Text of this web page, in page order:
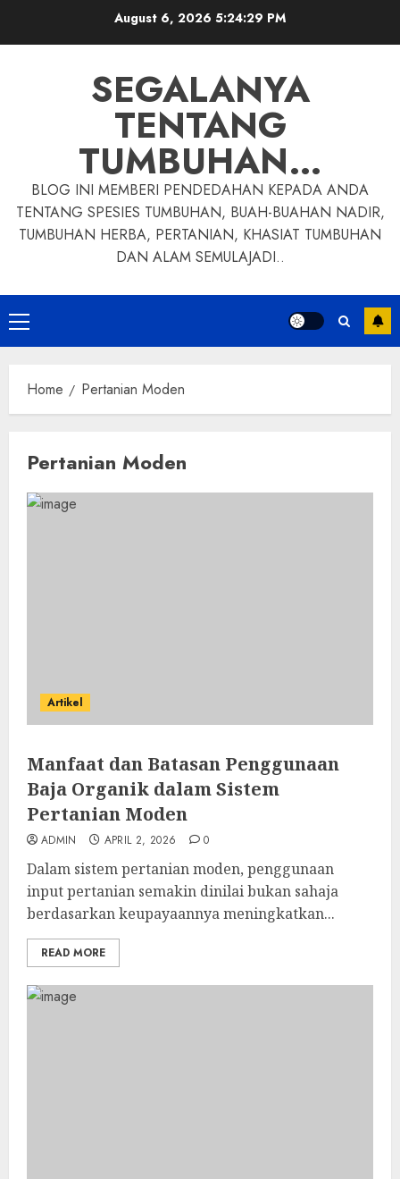
August 6, 2026 5:24:30 PM
SEGALANYA
TENTANG
TUMBUHAN…
BLOG INI MEMBERI PENDEDAHAN KEPADA ANDA
TENTANG SPESIES TUMBUHAN, BUAH-BUAHAN NADIR,
TUMBUHAN HERBA, PERTANIAN, KHASIAT TUMBUHAN
DAN ALAM SEMULAJADI..
Primary
Menu
Home Pertanian Moden
Pertanian Moden
Artikel
Manfaat dan Batasan Penggunaan
Baja Organik dalam Sistem
Pertanian Moden
ADMIN APRIL 2, 2026 0
Dalam sistem pertanian moden, penggunaan
input pertanian semakin dinilai bukan sahaja
berdasarkan keupayaannya meningkatkan...
READ MORE